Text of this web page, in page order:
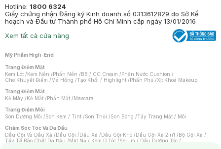
Hotline: 1800 6324
Giấy chứng nhận Đăng ký Kinh doanh số 0313612829 do Sở Kế
hoạch và Đầu tư Thành phố Hồ Chí Minh cấp ngày 13/01/2016
Xem tất cả cửa hàng
Mỹ Phẩm High-End
Trang Điểm Mặt
Kem Lót /Kem Nền /Phấn Nền /BB / CC Cream /Phấn Nước Cushion /
Che Khuyết Điểm /Má Hồng /Tạo Khối / Highlight /Phấn Phủ /Xịt Khoá Makeup
Trang Điểm Mắt
Kẻ Mày /Kẻ Mắt /Phấn Mắt /Mascara
Trang Điểm Môi
Son Dưỡng Môi /Son Kem / Tint /Son Thỏi /Son Bóng /Tẩy Trang Mắt / Môi
Chăm Sóc Tóc Và Da Đầu
Dầu Gội Và Dầu Xả /Dầu Gội /Dầu Xả /Dầu Gội Khô /Dầu Gội Xả 2in1 /Bộ Gội Xả /
Tẩy Tế Bào Chết Da Đầu /Mặt Nạ / Kem Ủ Tóc /Serum / Dầu Dưỡng Tóc /